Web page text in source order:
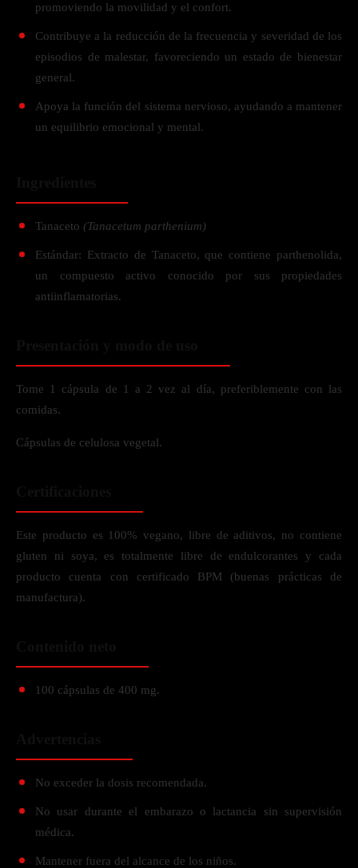
promoviendo la movilidad y el confort.
Contribuye a la reducción de la frecuencia y severidad de los
episodios de malestar, favoreciendo un estado de bienestar
general.
Apoya la función del sistema nervioso, ayudando a mantener
un equilibrio emocional y mental.
Tanaceto (Tanacetum parthenium)
Estándar: Extracto de Tanaceto, que contiene parthenolida,
un compuesto activo conocido por sus propiedades
antiinflamatorias.
Tome 1 cápsula de 1 a 2 vez al día, preferiblemente con las
comidas.
Cápsulas de celulosa vegetal.
Este producto es 100% vegano, libre de aditivos, no contiene
gluten ni soya, es totalmente libre de endulcorantes y cada
producto cuenta con certificado BPM (buenas prácticas de
manufactura).
100 cápsulas de 400 mg.
No exceder la dosis recomendada.
No usar durante el embarazo o lactancia sin supervisión
médica.
Mantener fuera del alcance de los niños.